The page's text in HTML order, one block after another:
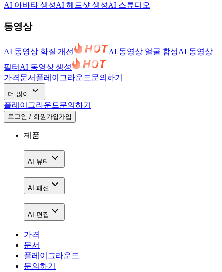
AI 아바타 생성AI 헤드샷 생성AI 스튜디오
동영상
AI 동영상 화질 개선 AI 동영상 얼굴 합성AI 동영상
필터 AI 동영상 생성
가격문서 플레이그라운드문의하기
더 많이
플레이그라운드문의하기
로그인 / 회원가입 가입
제품
AI 뷰티
AI 패션
AI 편집
가격
문서
플레이그라운드
문의하기